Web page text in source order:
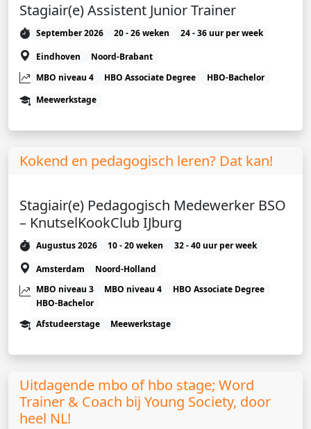
Stagiair(e) Assistent Junior Trainer
September 2026 20 - 26 weken
24 - 36 uur per week
Eindhoven
Noord-Brabant
MBO niveau 4
HBO Associate Degree
HBO-Bachelor
Meewerkstage
Kokend en pedagogisch leren? Dat kan!
Stagiair(e) Pedagogisch Medewerker BSO
– KnutselKookClub IJburg
Augustus 2026 10 - 20 weken
32 - 40 uur per week
Amsterdam
Noord-Holland
MBO niveau 3
MBO niveau 4
HBO Associate Degree
HBO-Bachelor
Afstudeerstage
Meewerkstage
Uitdagende mbo of hbo stage; Word
Trainer & Coach bij Young Society, door
heel NL!